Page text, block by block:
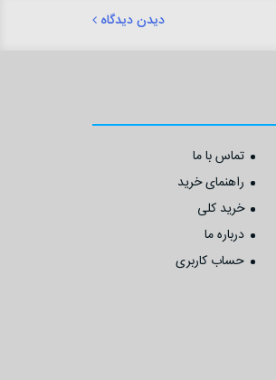
دیدن دیدگاه
تماس با ما
راهنمای خرید
خرید کلی
درباره ما
حساب کاربری